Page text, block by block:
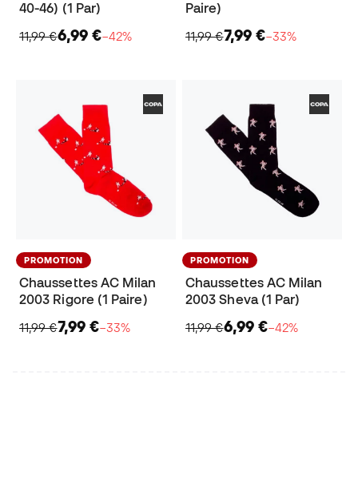
40-46) (1 Par)
11,99 €6,99 €−42%
Paire)
11,99 €7,99 €−33%
PROMOTION
Chaussettes AC Milan
2003 Rigore (1 Paire)
11,99 €7,99 €−33%
PROMOTION
Chaussettes AC Milan
2003 Sheva (1 Par)
11,99 €6,99 €−42%